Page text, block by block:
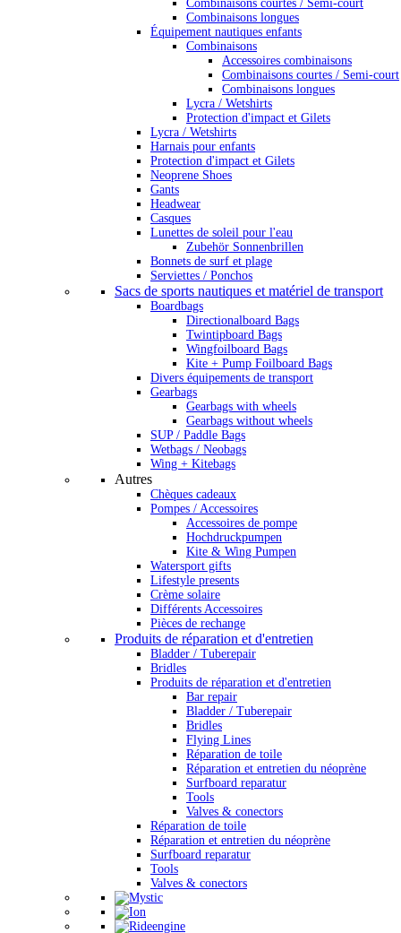
Combinaisons courtes / Semi-court
Combinaisons longues
Équipement nautiques enfants
Combinaisons
Accessoires combinaisons
Combinaisons courtes / Semi-court
Combinaisons longues
Lycra / Wetshirts
Protection d'impact et Gilets
Lycra / Wetshirts
Harnais pour enfants
Protection d'impact et Gilets
Neoprene Shoes
Gants
Headwear
Casques
Lunettes de soleil pour l'eau
Zubehör Sonnenbrillen
Bonnets de surf et plage
Serviettes / Ponchos
Sacs de sports nautiques et matériel de transport
Boardbags
Directionalboard Bags
Twintipboard Bags
Wingfoilboard Bags
Kite + Pump Foilboard Bags
Divers équipements de transport
Gearbags
Gearbags with wheels
Gearbags without wheels
SUP / Paddle Bags
Wetbags / Neobags
Wing + Kitebags
Autres
Chèques cadeaux
Pompes / Accessoires
Accessoires de pompe
Hochdruckpumpen
Kite & Wing Pumpen
Watersport gifts
Lifestyle presents
Crème solaire
Différents Accessoires
Pièces de rechange
Produits de réparation et d'entretien
Bladder / Tuberepair
Bridles
Produits de réparation et d'entretien
Bar repair
Bladder / Tuberepair
Bridles
Flying Lines
Réparation de toile
Réparation et entretien du néoprène
Surfboard reparatur
Tools
Valves & conectors
Réparation de toile
Réparation et entretien du néoprène
Surfboard reparatur
Tools
Valves & conectors